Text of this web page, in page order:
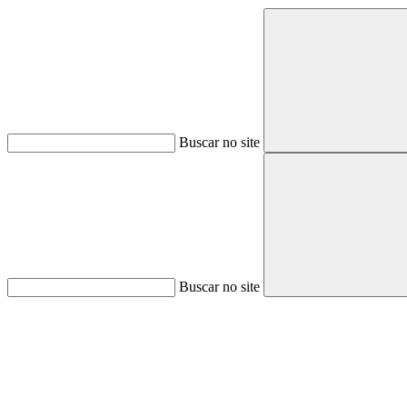
Buscar no site
Buscar no site